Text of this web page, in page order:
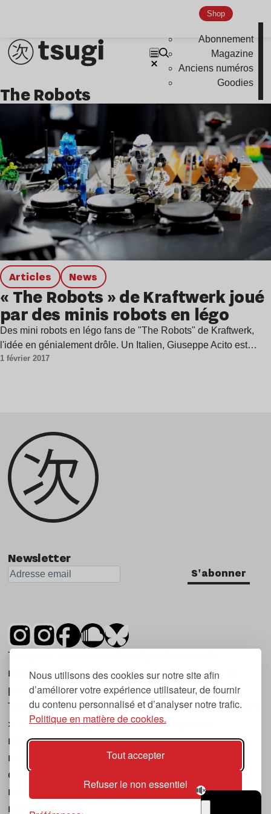
Nous utilisons des cookies sur notre site afin
d’améliorer votre expérience utilisateur, de fournir
du contenu personnalisé et d’analyser notre trafic.
Politique en matière de cookies.
Tout accepter
Refuser le non essentiel
Shop
Abonnement
Magazine
Anciens numéros
Goodies
Indie
The Robots
Articles news
« The Robots » de Kraftwerk joué
par des minis robots en légo
Des mini robots en légo fans de "The Robots" de Kraftwerk,
l'idée en génialement drôle. Un Italien, Giuseppe Acito est…
1 février 2017
Newsletter
S'abonner
Tsugi est un mensuel indépendant sur la
musique et les nouvelles tendances, dont la
première parution date de 2007.
Tsugi en japonais signifie « prochain », « suivant
», ce qui correspond à la thématique du
magazine, à l’affût des nouvelles tendances
musicales, qu’elles viennent de la musique
électronique, du rock ou du hip hop, et des
nouveaux phénomènes de société liés à la
musique.